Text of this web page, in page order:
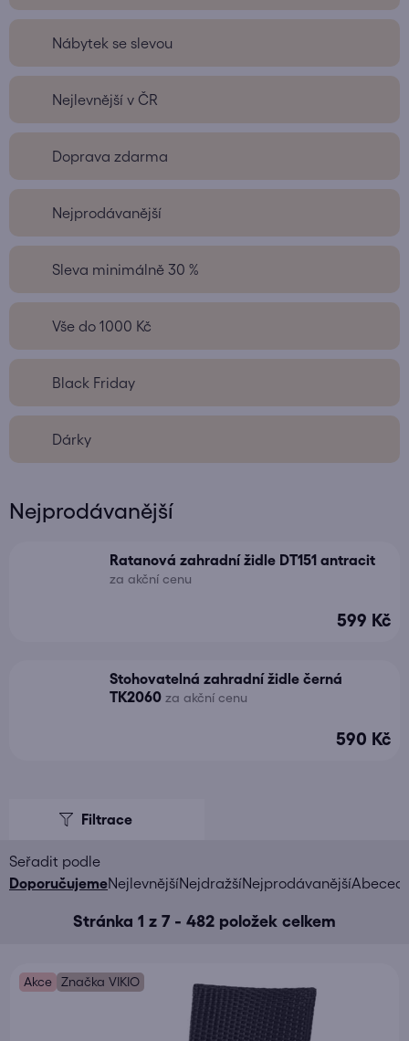
Nábytek se slevou
Nejlevnější v ČR
Doprava zdarma
Nejprodávanější
Sleva minimálně 30 %
Vše do 1000 Kč
Black Friday
Dárky
Nejprodávanější
Ratanová zahradní židle DT151 antracit
za akční cenu
599 Kč
Stohovatelná zahradní židle černá
TK2060 za akční cenu
590 Kč
Stránka 1 z 7 - 482 položek celkem
Ř
n
DoporučujemeNejlevnějšíNejdražšíNejprodávanější
p
i
oAkce Značka VIKIO